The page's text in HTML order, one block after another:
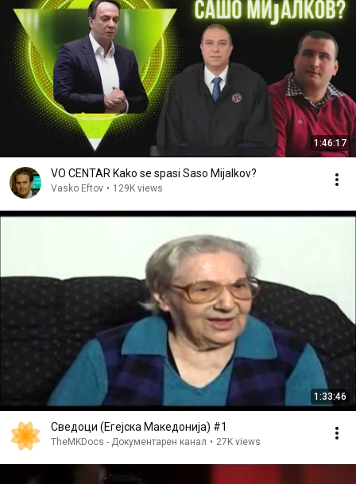
1:46:17
VO CENTAR Kako se spasi Saso Mijalkov?
Vasko Eftov • 129K views
1:33:46
Сведоци (Егејска Македонија) #1
TheMKDocs - Документарен канал • 27K views